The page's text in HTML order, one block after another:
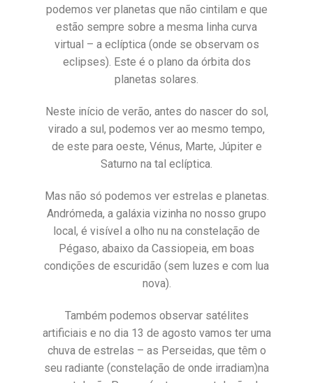
podemos ver planetas que não cintilam e que
estão sempre sobre a mesma linha curva
virtual – a eclíptica (onde se observam os
eclipses). Este é o plano da órbita dos
planetas solares.
Neste início de verão, antes do nascer do sol,
virado a sul, podemos ver ao mesmo tempo,
de este para oeste, Vénus, Marte, Júpiter e
Saturno na tal eclíptica.
Mas não só podemos ver estrelas e planetas.
Andrómeda, a galáxia vizinha no nosso grupo
local, é visível a olho nu na constelação de
Pégaso, abaixo da Cassiopeia, em boas
condições de escuridão (sem luzes e com lua
nova).
Também podemos observar satélites
artificiais e no dia 13 de agosto vamos ter uma
chuva de estrelas – as Perseidas, que têm o
seu radiante (constelação de onde irradiam)na